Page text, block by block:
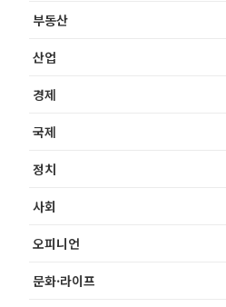
부동산
산업
경제
국제
정치
사회
오피니언
문화·라이프